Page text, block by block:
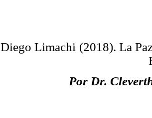
Diego Limachi (2018). La
Por Dr.